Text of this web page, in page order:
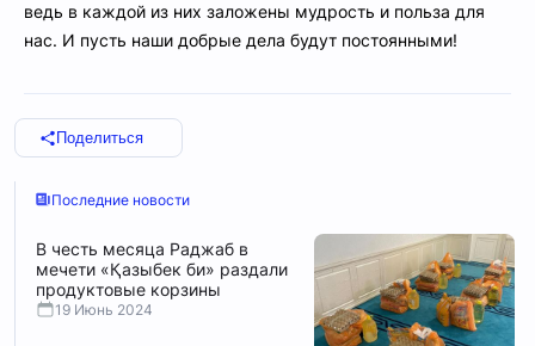
ведь в каждой из них заложены мудрость и польза для
нас. И пусть наши добрые дела будут постоянными!
Поделиться
Последние новости
В честь месяца Раджаб в
мечети «Қазыбек би» раздали
продуктовые корзины
19 Июнь 2024